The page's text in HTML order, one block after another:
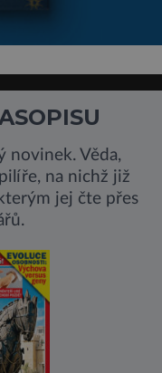
novinek. Věda,
na nichž již
jej čte přes